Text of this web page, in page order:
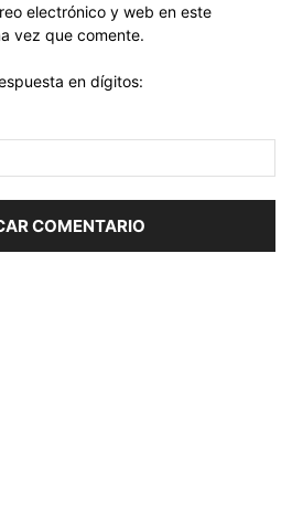
electrónico y web en este
vez que comente.
en dígitos: